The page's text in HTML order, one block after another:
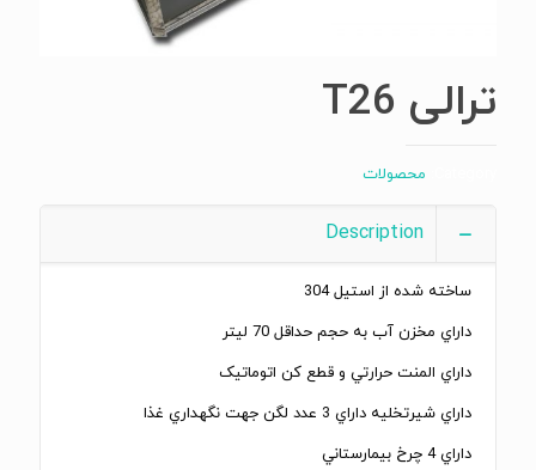
ترالی T26
محصولات
Description
ساخته شده از استیل 304
داراي مخزن آب به حجم حداقل 70 ليتر
داراي المنت حرارتي و قطع كن اتوماتیک
داراي شيرتخليه داراي 3 عدد لگن جهت نگهداري غذا
داراي 4 چرخ بيمارستاني